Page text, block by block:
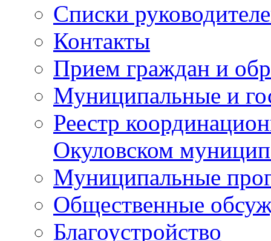
Списки
Контакты
Прием граждан и
Муниципальные и
Реестр
Окуловском
Муниципальные
Общественные
Благоустройство